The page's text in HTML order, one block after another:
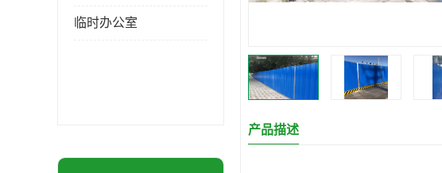
临时办公室
产品描述